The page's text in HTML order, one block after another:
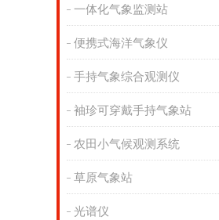
一体化气象监测站
便携式海洋气象仪
手持气象综合观测仪
袖珍可穿戴手持气象站
农田小气候观测系统
草原气象站
光谱仪